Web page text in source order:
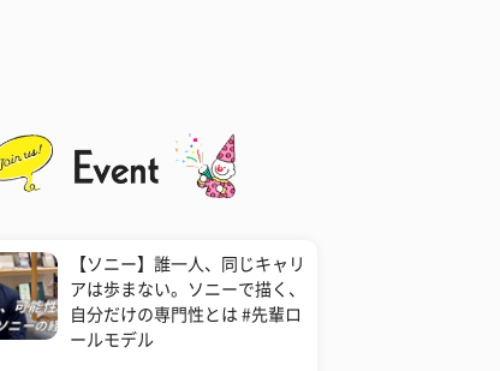
【ソニー】誰一人、同じキャリ
アは歩まない。ソニーで描く、
自分だけの専門性とは #先輩ロ
ールモデル